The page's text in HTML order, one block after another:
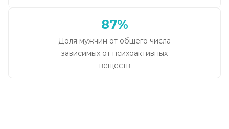
87%
Доля мужчин от общего числа
зависимых от психоактивных
веществ